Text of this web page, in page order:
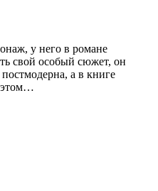
у него в романе
свой особый сюжет, он
а в книге
этом…